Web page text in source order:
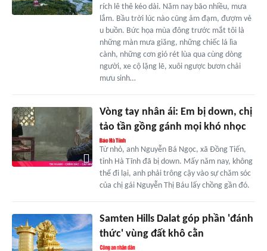
rích lê thê kéo dài. Năm nay bão nhiều, mưa
lắm. Bầu trời lúc nào cũng ảm đạm, đượm vẻ
u buồn. Bức họa mùa đông trước mắt tôi là
những màn mưa giăng, những chiếc lá lìa
cành, những cơn gió rét lùa qua cùng dòng
người, xe cộ lặng lẽ, xuôi ngược bươn chải
mưu sinh…
Vòng tay nhân ái: Em bị down, chị
tảo tần gồng gánh mọi khó nhọc
Từ nhỏ, anh Nguyễn Bá Ngọc, xã Đồng Tiến,
tỉnh Hà Tĩnh đã bị down. Mấy năm nay, không
thể đi lại, anh phải trông cậy vào sự chăm sóc
của chị gái Nguyễn Thị Báu lấy chồng gần đó.
Samten Hills Dalat góp phần 'đánh
thức' vùng đất khô cằn